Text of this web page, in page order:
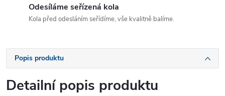
Odesíláme seřízená kola
Kola před odesláním seřídíme, vše kvalitně balíme.
Popis produktu
Detailní popis produktu